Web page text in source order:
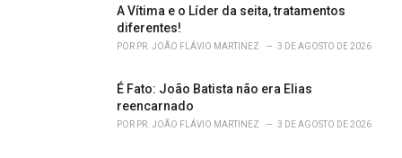
A Vítima e o Líder da seita, tratamentos
diferentes!
POR PR. JOÃO FLÁVIO MARTINEZ 3 DE AGOSTO DE 2026
É Fato: João Batista não era Elias
reencarnado
POR PR. JOÃO FLÁVIO MARTINEZ 3 DE AGOSTO DE 2026